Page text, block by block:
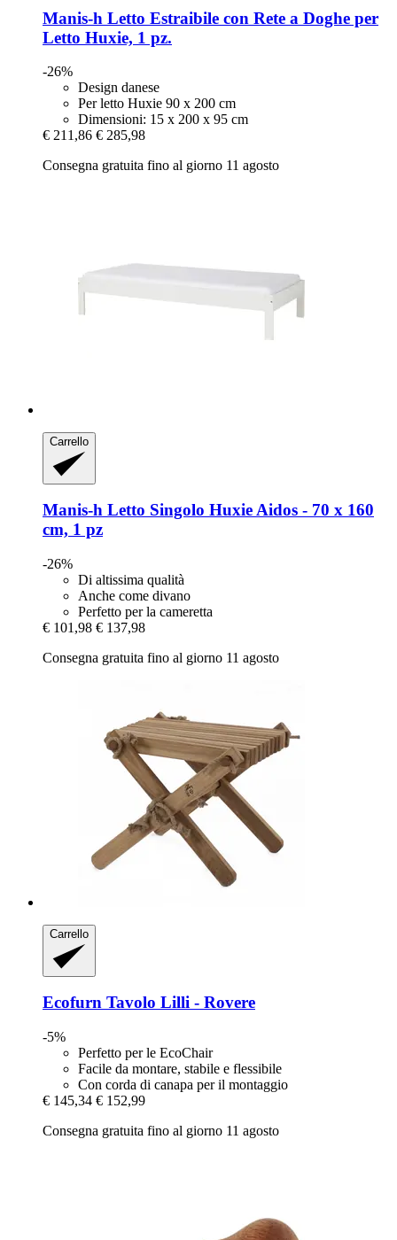
Manis-h Letto Estraibile con Rete a Doghe per
Letto Huxie, 1 pz.
-26%
Design danese
Per letto Huxie 90 x 200 cm
Dimensioni: 15 x 200 x 95 cm
€ 211,86 € 285,98
Consegna gratuita fino al giorno 11 agosto
Carrello
Manis-h Letto Singolo Huxie Aidos -​ 70 x 160
cm, 1 pz
-26%
Di altissima qualità
Anche come divano
Perfetto per la cameretta
€ 101,98 € 137,98
Consegna gratuita fino al giorno 11 agosto
Carrello
Ecofurn Tavolo Lilli -​ Rovere
-5%
Perfetto per le EcoChair
Facile da montare, stabile e flessibile
Con corda di canapa per il montaggio
€ 145,34 € 152,99
Consegna gratuita fino al giorno 11 agosto